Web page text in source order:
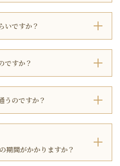
いですか？
ですか？
うのですか？
期間がかかりますか？